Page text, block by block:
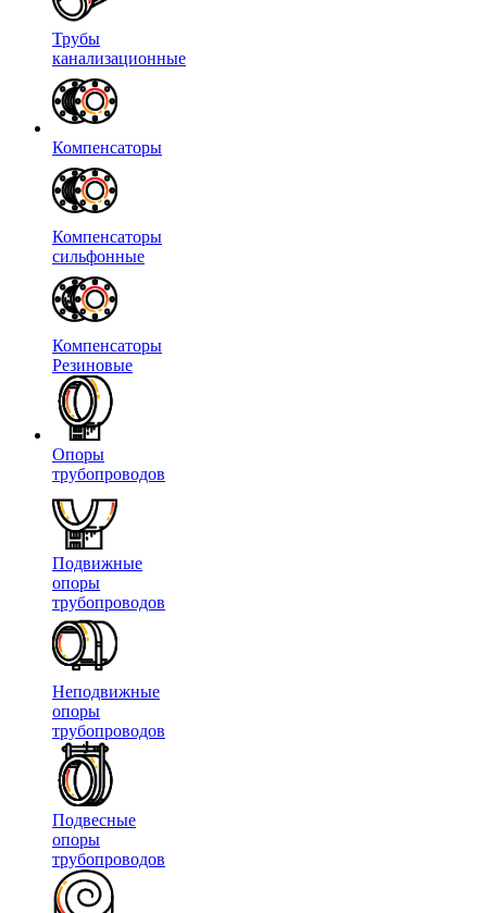
Трубы
канализационные
Компенсаторы
Компенсаторы
сильфонные
Компенсаторы
Резиновые
Опоры
трубопроводов
Подвижные
опоры
трубопроводов
Неподвижные
опоры
трубопроводов
Подвесные
опоры
трубопроводов